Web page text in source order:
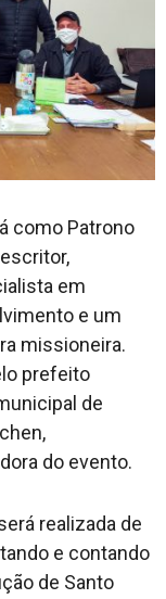
como Patrono
em
e um
missioneira.
prefeito
de
do evento.
realizada de
e contando
de Santo